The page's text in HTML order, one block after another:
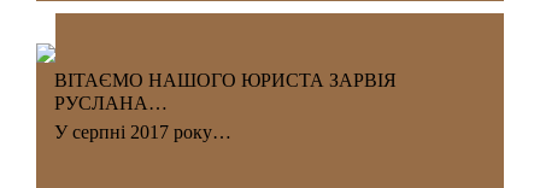
ВІТАЄМО НАШОГО ЮРИСТА ЗАРВІЯ
РУСЛАНА…
У серпні 2017 року…